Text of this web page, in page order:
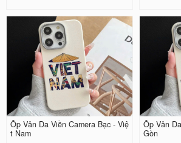
Ốp Vân Da Viền Camera Bạc - Việ
t Nam
Ốp Vân
Gòn